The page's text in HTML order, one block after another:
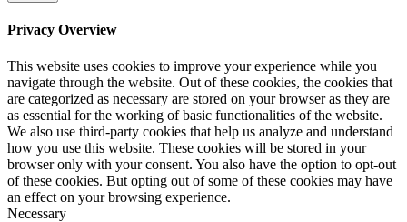
Privacy Overview
This website uses cookies to improve your experience while you
navigate through the website. Out of these cookies, the cookies that
are categorized as necessary are stored on your browser as they are
as essential for the working of basic functionalities of the website.
We also use third-party cookies that help us analyze and understand
how you use this website. These cookies will be stored in your
browser only with your consent. You also have the option to opt-out
of these cookies. But opting out of some of these cookies may have
an effect on your browsing experience.
Necessary